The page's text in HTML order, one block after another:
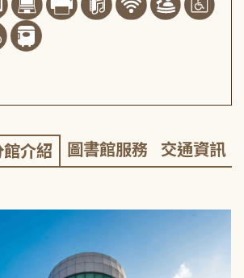
館介紹 圖書館服務 交通資訊